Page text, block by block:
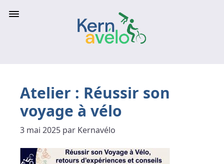
Atelier : Réussir son
voyage à vélo
3 mai 2025 par Kernavélo